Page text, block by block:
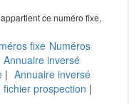
ce numéro fixe,
fixe Numéros
Annuaire inversé
| Annuaire inversé
fichier prospection |